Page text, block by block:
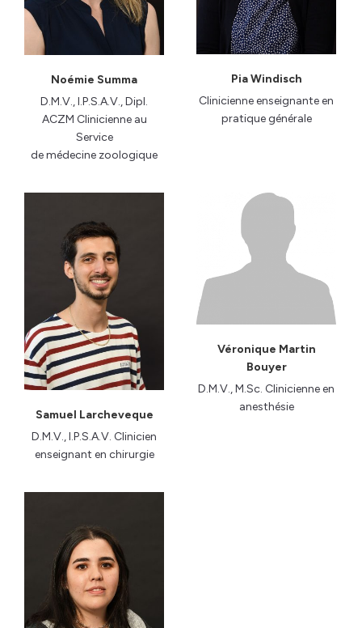
Noémie Summa
D.M.V., I.P.S.A.V., Dipl.
ACZM Clinicienne au
Service
de médecine zoologique
Pia Windisch
Clinicienne enseignante en
pratique générale
Samuel Larcheveque
D.M.V., I.P.S.A.V. Clinicien
enseignant en chirurgie
Véronique Martin
Bouyer
D.M.V., M.Sc. Clinicienne en
anesthésie